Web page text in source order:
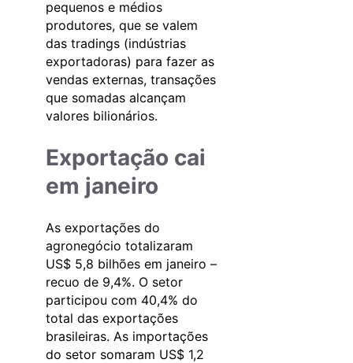
pequenos e médios
produtores, que se valem
das tradings (indústrias
exportadoras) para fazer as
vendas externas, transações
que somadas alcançam
valores bilionários.
Exportação cai
em janeiro
As exportações do
agronegócio totalizaram
US$ 5,8 bilhões em janeiro –
recuo de 9,4%. O setor
participou com 40,4% do
total das exportações
brasileiras. As importações
do setor somaram US$ 1,2